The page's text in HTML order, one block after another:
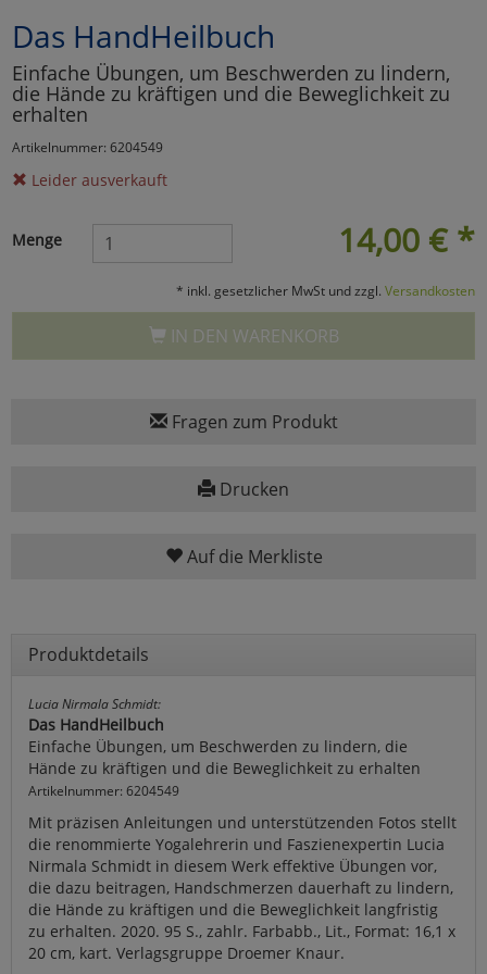
Das HandHeilbuch
Einfache Übungen, um Beschwerden zu lindern,
die Hände zu kräftigen und die Beweglichkeit zu
erhalten
Artikelnummer: 6204549
Leider ausverkauft
14,00 € *
Menge
* inkl. gesetzlicher MwSt und zzgl. Versandkosten
IN DEN WARENKORB
Fragen zum Produkt
Drucken
Auf die Merkliste
Produktdetails
Lucia Nirmala Schmidt:
Das HandHeilbuch
Einfache Übungen, um Beschwerden zu lindern, die
Hände zu kräftigen und die Beweglichkeit zu erhalten
Artikelnummer: 6204549
Mit präzisen Anleitungen und unterstützenden Fotos stellt
die renommierte Yogalehrerin und Faszienexpertin Lucia
Nirmala Schmidt in diesem Werk effektive Übungen vor,
die dazu beitragen, Handschmerzen dauerhaft zu lindern,
die Hände zu kräftigen und die Beweglichkeit langfristig
zu erhalten. 2020. 95 S., zahlr. Farbabb., Lit., Format: 16,1 x
20 cm, kart. Verlagsgruppe Droemer Knaur.
Marketing
Umfragetools
Cookies
Einstellungen speichern